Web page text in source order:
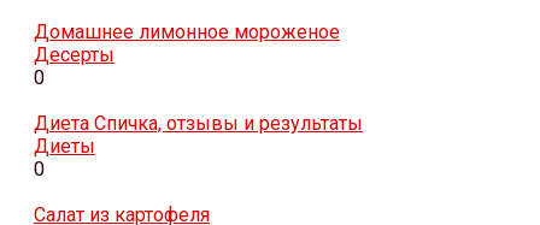
Домашнее лимонное мороженое
Десерты
0
Диета Спичка, отзывы и результаты
Диеты
0
Салат из картофеля